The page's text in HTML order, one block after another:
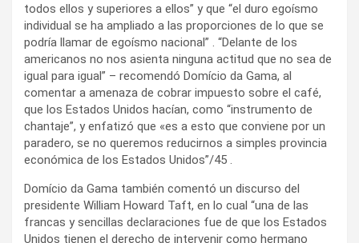
todos ellos y superiores a ellos” y que “el duro egoísmo
individual se ha ampliado a las proporciones de lo que se
podría llamar de egoísmo nacional” . “Delante de los
americanos no nos asienta ninguna actitud que no sea de
igual para igual” – recomendó Domício da Gama, al
comentar a amenaza de cobrar impuesto sobre el café,
que los Estados Unidos hacían, como “instrumento de
chantaje”, y enfatizó que «es a esto que conviene por un
paradero, se no queremos reducirnos a simples provincia
económica de los Estados Unidos”/45 .
Domício da Gama también comentó un discurso del
presidente William Howard Taft, en lo cual “una de las
francas y sencillas declaraciones fue de que los Estados
Unidos tienen el derecho de intervenir como hermano